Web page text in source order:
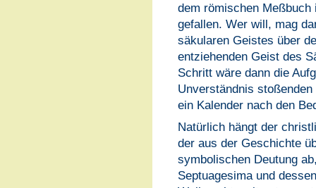
dem römischen
gefallen. Wer will, mag
säkularen Geistes über
entziehenden Geist des
Schritt wäre dann die
Unverständnis
ein Kalender nach den
Natürlich hängt der
der aus der Geschichte
symbolischen Deutung
Septuagesima und